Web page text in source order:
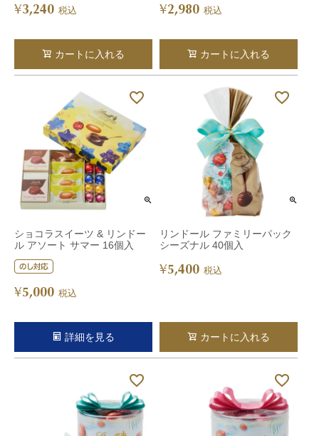
¥3,240 税込
カートに入れる
¥2,980 税込
カートに入れる
ショコラスイーツ & リンドー
ル アソート サマー 16個入
¥5,000 税込
詳細を見る
リンドール ファミリーパック
シーズナル 40個入
¥5,400 税込
カートに入れる